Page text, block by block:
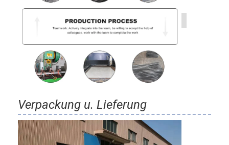
Verpackung u. Lieferung